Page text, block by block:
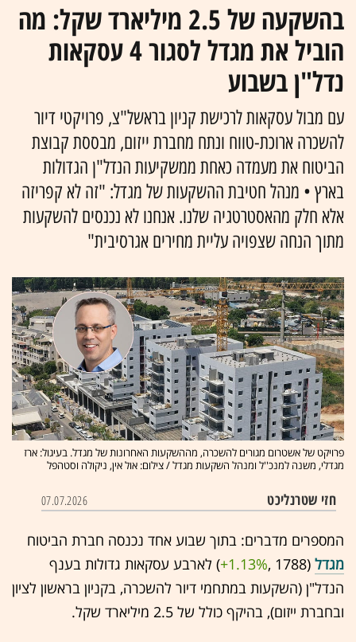
בהשקעה של 2.5 מיליארד שקל: מה
הוביל את מגדל לסגור 4 עסקאות
נדל"ן בשבוע
עם מבול עסקאות לרכישת קניון בראשל"צ, פרויקטי דיור
להשכרה ארוכת-טווח ונתח מחברת ייזום, מבססת קבוצת
הביטוח את מעמדה כאחת ממשקיעות הנדל"ן הגדולות
בארץ • מנהל חטיבת ההשקעות של מגדל: "זה לא קפריזה
אלא חלק מהאסטרטגיה שלנו. אנחנו לא נכנסים להשקעות
מתוך הנחה שצפויה עליית מחירים אגרסיבית"
פרויקט של אשטרום מגורים להשכרה, מההשקעות האחרונות של מגדל. בעיגול: ארז
מגדלי, משנה למנכ''ל ומנהל השקעות מגדל / צילום: אול אין, ניקולה וסטהפל
חזי שטרנליכט 07.07.2026
המספרים מדברים: בתוך שבוע אחד נכנסה חברת הביטוח
מגדל (1788 ,‎
+1.13%‏) לארבע עסקאות גדולות בענף
הנדל"ן (השקעות במתחמי דיור להשכרה, בקניון בראשון לציון
ובחברת ייזום), בהיקף כולל של 2.5 מיליארד שקל.